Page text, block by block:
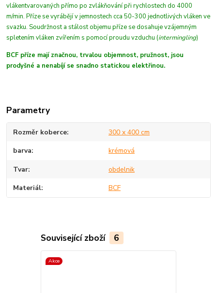
vlákentvarovanýchpřímo po zvlákňování při rychlostech do 4000
m/min. Příze se vyrábějí v jemnostech cca 50-300 jednotlivých vláken ve
svazku. Soudržnost a stálost objemu příze se dosahuje vzájemným
spletením vláken zvířením s pomocí proudu vzduchu (intermingling)
BCF příze mají značnou, trvalou objemnost, pružnost, jsou
prodyšné a nenabíjí se snadno statickou elektřinou.
Parametry
Rozměr koberce 300 x 400 cm
barva krémová
Tvar obdelnik
Materiál BCF
Související zboží 6
Akce